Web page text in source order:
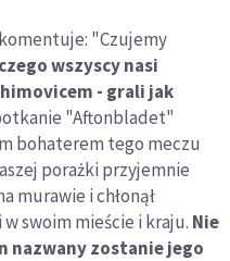
"Czujemy
wszyscy nasi
- grali jak
"Aftonbladet"
bohaterem tego meczu
porażki przyjemnie
murawie i chłonął
swoim mieście i kraju. Nie
nazwany zostanie jego